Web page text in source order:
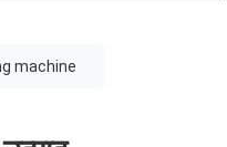
machine